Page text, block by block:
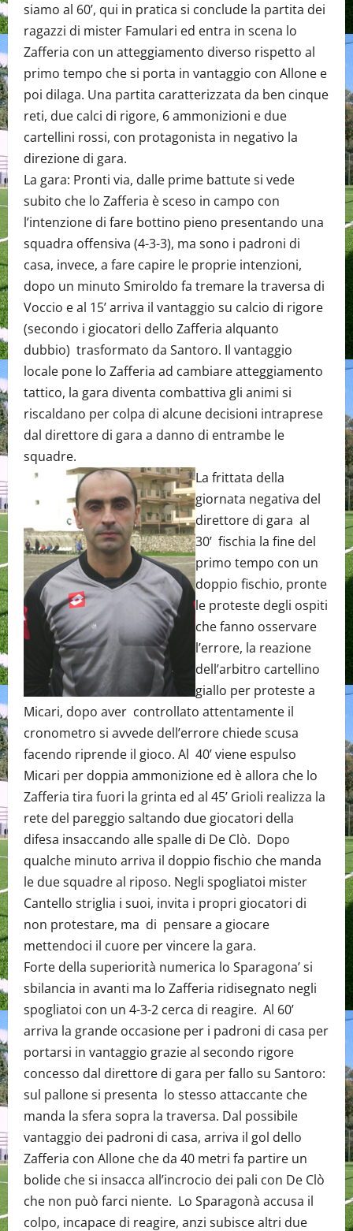
siamo al 60’, qui in pratica si conclude la partita dei
ragazzi di mister Famulari ed entra in scena lo
Zafferia con un atteggiamento diverso rispetto al
primo tempo che si porta in vantaggio con Allone e
poi dilaga. Una partita caratterizzata da ben cinque
reti, due calci di rigore, 6 ammonizioni e due
cartellini rossi, con protagonista in negativo la
direzione di gara.
La gara: Pronti via, dalle prime battute si vede
subito che lo Zafferia è sceso in campo con
l’intenzione di fare bottino pieno presentando una
squadra offensiva (4-3-3), ma sono i padroni di
casa, invece, a fare capire le proprie intenzioni,
dopo un minuto Smiroldo fa tremare la traversa di
Voccio e al 15’ arriva il vantaggio su calcio di rigore
(secondo i giocatori dello Zafferia alquanto
dubbio) trasformato da Santoro. Il vantaggio
locale pone lo Zafferia ad cambiare atteggiamento
tattico, la gara diventa combattiva gli animi si
riscaldano per colpa di alcune decisioni intraprese
dal direttore di gara a danno di entrambe le
squadre.
La frittata della
giornata negativa del
direttore di gara al
30’ fischia la fine del
primo tempo con un
doppio fischio, pronte
le proteste degli ospiti
che fanno osservare
l’errore, la reazione
dell’arbitro cartellino
giallo per proteste a
Micari, dopo aver controllato attentamente il
cronometro si avvede dell’errore chiede scusa
facendo riprende il gioco. Al 40’ viene espulso
Micari per doppia ammonizione ed è allora che lo
Zafferia tira fuori la grinta ed al 45’ Grioli realizza la
rete del pareggio saltando due giocatori della
difesa insaccando alle spalle di De Clò. Dopo
qualche minuto arriva il doppio fischio che manda
le due squadre al riposo. Negli spogliatoi mister
Cantello striglia i suoi, invita i propri giocatori di
non protestare, ma di pensare a giocare
mettendoci il cuore per vincere la gara.
Forte della superiorità numerica lo Sparagona’ si
sbilancia in avanti ma lo Zafferia ridisegnato negli
spogliatoi con un 4-3-2 cerca di reagire. Al 60’
arriva la grande occasione per i padroni di casa per
portarsi in vantaggio grazie al secondo rigore
concesso dal direttore di gara per fallo su Santoro:
sul pallone si presenta lo stesso attaccante che
manda la sfera sopra la traversa. Dal possibile
vantaggio dei padroni di casa, arriva il gol dello
Zafferia con Allone che da 40 metri fa partire un
bolide che si insacca all’incrocio dei pali con De Clò
che non può farci niente. Lo Sparagonà accusa il
colpo, incapace di reagire, anzi subisce altri due